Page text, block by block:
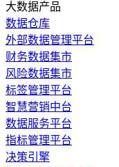
大数据产品
数据仓库
外部数据管理平台
财务数据集市
风险数据集市
标签管理平台
智慧营销中台
数据服务平台
指标管理平台
决策引擎